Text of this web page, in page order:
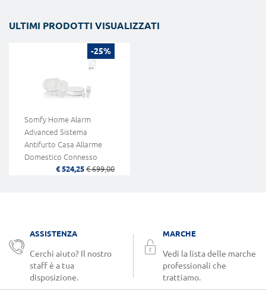
ULTIMI PRODOTTI VISUALIZZATI
-25%
Somfy Home Alarm
Advanced Sistema
Antifurto Casa Allarme
Domestico Connesso
€ 524,25 € 699,00
ASSISTENZA
Cerchi aiuto? Il nostro
staff è a tua
disposizione.
MARCHE
Vedi la lista delle marche
professionali che
trattiamo.